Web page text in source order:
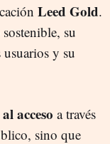
Leed Gold.
su
y su
acceso a través
sino que